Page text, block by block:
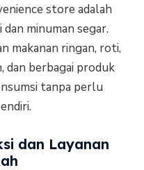
store adalah
minuman segar.
makanan ringan, roti,
dan berbagai produk
tanpa perlu
dan Layanan